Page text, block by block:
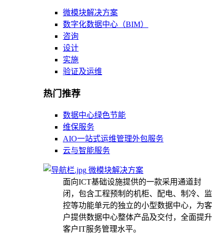
微模块解决方案
数字化数据中心（BIM）
咨询
设计
实施
验证及运维
热门推荐
数据中心绿色节能
维保服务
AIO一站式运维管理外包服务
云与智能服务
微模块解决方案
面向ICT基础设施提供的一款采用通道封
闭，包含工程预制的机柜、配电、制冷、监
控等功能单元的独立的小型数据中心，为客
户提供数据中心整体产品及交付，全面提升
客户IT服务管理水平。